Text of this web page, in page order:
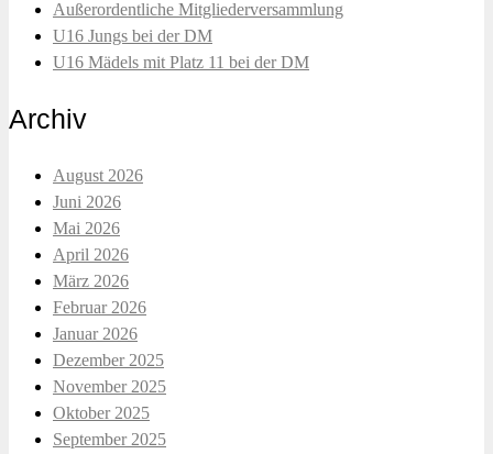
Außerordentliche Mitgliederversammlung
U16 Jungs bei der DM
U16 Mädels mit Platz 11 bei der DM
Archiv
August 2026
Juni 2026
Mai 2026
April 2026
März 2026
Februar 2026
Januar 2026
Dezember 2025
November 2025
Oktober 2025
September 2025